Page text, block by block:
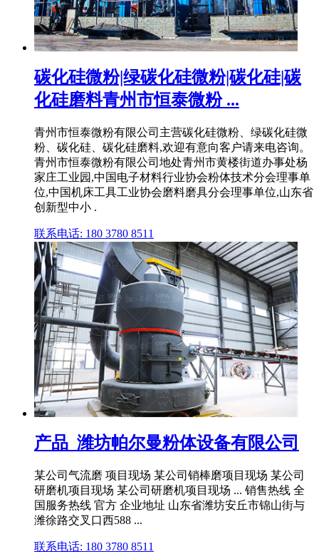
碳化硅微粉|绿碳化硅微粉|碳化硅|碳
化硅磨料青州市恒泰微粉 ...
青州市恒泰微粉有限公司主营碳化硅微粉、绿碳化硅微
粉、碳化硅、碳化硅磨料,欢迎有意向客户请来电咨询。
青州市恒泰微粉有限公司地处青州市黄楼街道办事处杨
家庄工业园,中国电子材料行业协会粉体技术分会理事单
位,中国机床工具工业协会磨料磨具分会理事单位,山东省
创新型中小 .
联系电话: 180 3780 8511
产品_潍坊帕尔曼粉体设备有限公司
某公司气流磨 项目现场 某公司销棒磨项目现场 某公司
研磨机项目现场 某公司研磨机项目现场 ... 销售热线 全
国服务热线 官方 企业地址 山东省潍坊安丘市锦山街与
潍徐路交叉口西588 ...
联系电话: 180 3780 8511